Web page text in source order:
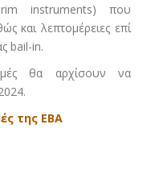
instruments) που
και λεπτομέρειες επί
bail-in.
θα αρχίσουν να
της EBA